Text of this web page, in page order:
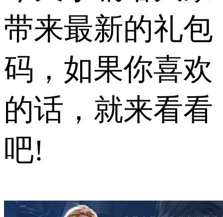
带来最新的礼包
码，如果你喜欢
的话，就来看看
吧!